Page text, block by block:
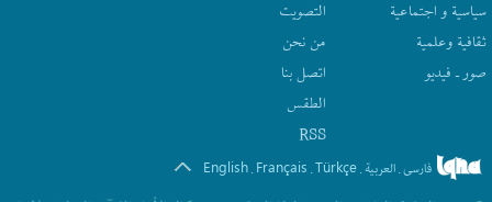
سیاسیة و اجتماعیة
ثقافیة وعلمیة
صور ـ فيديو
التصويت
من نحن
اتصل بنا
الطقس
RSS
فارسی. العربیة .
Türkçe
.
Français
.
English